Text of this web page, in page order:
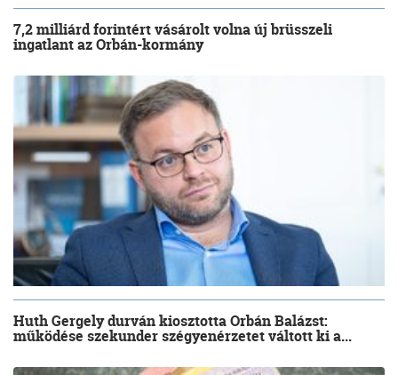
7,2 milliárd forintért vásárolt volna új brüsszeli
ingatlant az Orbán-kormány
Huth Gergely durván kiosztotta Orbán Balázst:
működése szekunder szégyenérzetet váltott ki a...